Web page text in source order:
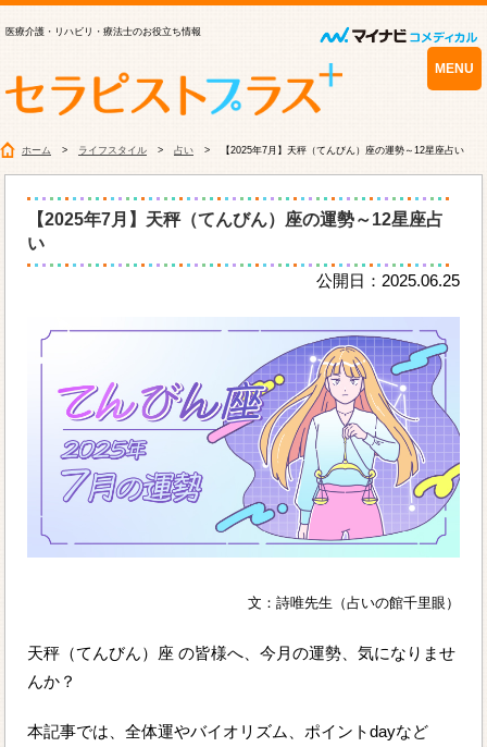
医療介護・リハビリ・療法士のお役立ち情報
MENU
ホーム ライフスタイル 占い 【2025年7月】天秤（てんびん）座の運勢～12星座占い
【2025年7月】天秤（てんびん）座の運勢～12星座占
い
公開日：2025.06.25
文：詩唯先生（占いの館千里眼）
天秤（てんびん）座 の皆様へ、今月の運勢、気になりませ
んか？
本記事では、全体運やバイオリズム、ポイントdayなど